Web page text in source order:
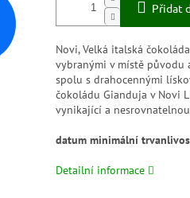
Přidat
Novi, Velká italská
vybranými v místě původu
spolu s drahocennými
čokoládu Gianduja v Novi
vynikající a
datum minimální
Detailní informace